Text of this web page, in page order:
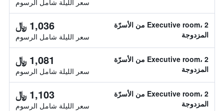
سعر الليلة شامل الرسوم
Executive room، 2 من الأسرّة
المزدوجة
1,036 ﷼
سعر الليلة شامل الرسوم
Executive room، 2 من الأسرّة
المزدوجة
1,081 ﷼
سعر الليلة شامل الرسوم
Executive room، 2 من الأسرّة
المزدوجة
1,103 ﷼
سعر الليلة شامل الرسوم